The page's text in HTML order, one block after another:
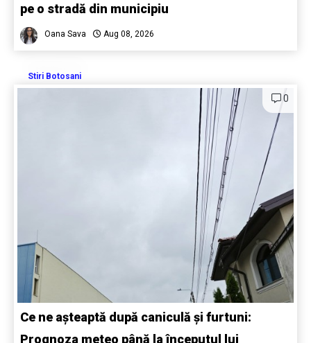
pe o stradă din municipiu
Oana Sava Aug 08, 2026
Stiri Botosani
0
Ce ne așteaptă după caniculă și furtuni:
Prognoza meteo până la începutul lui